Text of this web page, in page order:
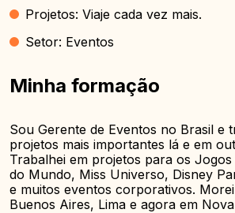
Projetos: Viaje cada vez mais.
Setor: Eventos
Minha formação
Sou Gerente de Eventos no Brasil e
projetos mais importantes lá e em
Trabalhei em projetos para os
do Mundo, Miss Universo, Disney
e muitos eventos corporativos.
Buenos Aires, Lima e agora em